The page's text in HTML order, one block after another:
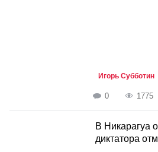
Игорь Субботин
0 1775
В Никарагуа
диктатора